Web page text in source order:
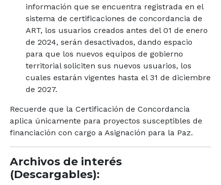
información que se encuentra registrada en el
sistema de certificaciones de concordancia de
ART, los usuarios creados antes del 01 de enero
de 2024, serán desactivados, dando espacio
para que los nuevos equipos de gobierno
territorial soliciten sus nuevos usuarios, los
cuales estarán vigentes hasta el 31 de diciembre
de 2027.
Recuerde que la Certificación de Concordancia
aplica únicamente para proyectos susceptibles de
financiación con cargo a Asignación para la Paz.
Archivos de interés
(Descargables):